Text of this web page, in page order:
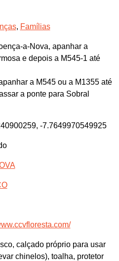
, Famílias
a-Nova, apanhar a
e depois a M545-1 até
a M545 ou a M1355 até
a ponte para Sobral
-7.7649970549925
calçado próprio para usar
chinelos), toalha, protetor